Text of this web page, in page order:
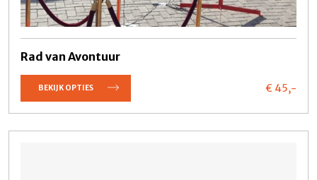
Rad van Avontuur
BEKIJK OPTIES € 45,-